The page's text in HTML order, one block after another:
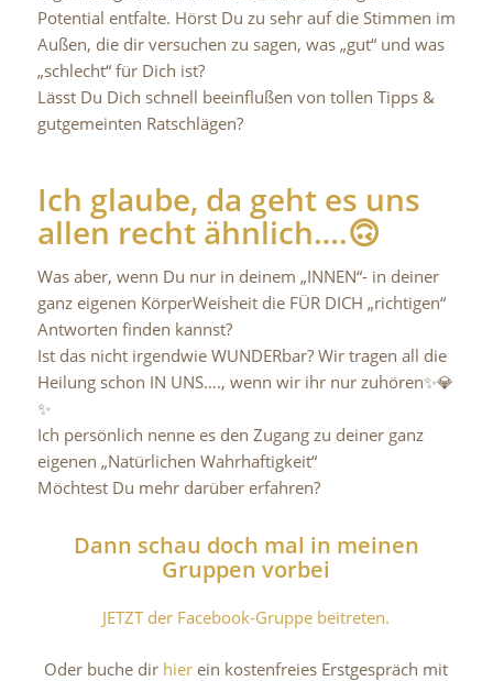
Potential entfalte. Hörst Du zu sehr auf die Stimmen im
Außen, die dir versuchen zu sagen, was „gut“ und was
„schlecht“ für Dich ist?
Lässt Du Dich schnell beeinflußen von tollen Tipps &
gutgemeinten Ratschlägen?
Ich glaube, da geht es uns
allen recht ähnlich….🙃
Was aber, wenn Du nur in deinem „INNEN“- in deiner
ganz eigenen KörperWeisheit die FÜR DICH „richtigen“
Antworten finden kannst?
Ist das nicht irgendwie WUNDERbar? Wir tragen all die
Heilung schon IN UNS…., wenn wir ihr nur zuhören✨💎
✨
Ich persönlich nenne es den Zugang zu deiner ganz
eigenen „Natürlichen Wahrhaftigkeit“
Möchtest Du mehr darüber erfahren?
Dann schau doch mal in meinen
Gruppen vorbei
JETZT der Facebook-Gruppe beitreten.
Oder buche dir hier ein kostenfreies Erstgespräch mit